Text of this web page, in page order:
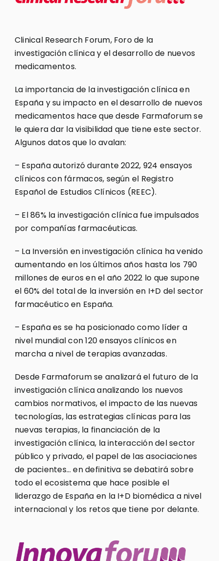
Clinical Research Forum, Foro de la
investigación clínica y el desarrollo de nuevos
medicamentos.
La importancia de la investigación clínica en
España y su impacto en el desarrollo de nuevos
medicamentos hace que desde Farmaforum se
le quiera dar la visibilidad que tiene este sector.
Algunos datos que lo avalan:
– España autorizó durante 2022, 924 ensayos
clínicos con fármacos, según el Registro
Español de Estudios Clínicos (REEC).
– El 86% la investigación clínica fue impulsados
por compañías farmacéuticas.
– La Inversión en investigación clínica ha venido
aumentando en los últimos años hasta los 790
millones de euros en el año 2022 lo que supone
el 60% del total de la inversión en I+D del sector
farmacéutico en España.
– España es se ha posicionado como líder a
nivel mundial con 120 ensayos clínicos en
marcha a nivel de terapias avanzadas.
Desde Farmaforum se analizará el futuro de la
investigación clínica analizando los nuevos
cambios normativos, el impacto de las nuevas
tecnologías, las estrategias clínicas para las
nuevas terapias, la financiación de la
investigación clínica, la interacción del sector
público y privado, el papel de las asociaciones
de pacientes… en definitiva se debatirá sobre
todo el ecosistema que hace posible el
liderazgo de España en la I+D biomédica a nivel
internacional y los retos que tiene por delante.